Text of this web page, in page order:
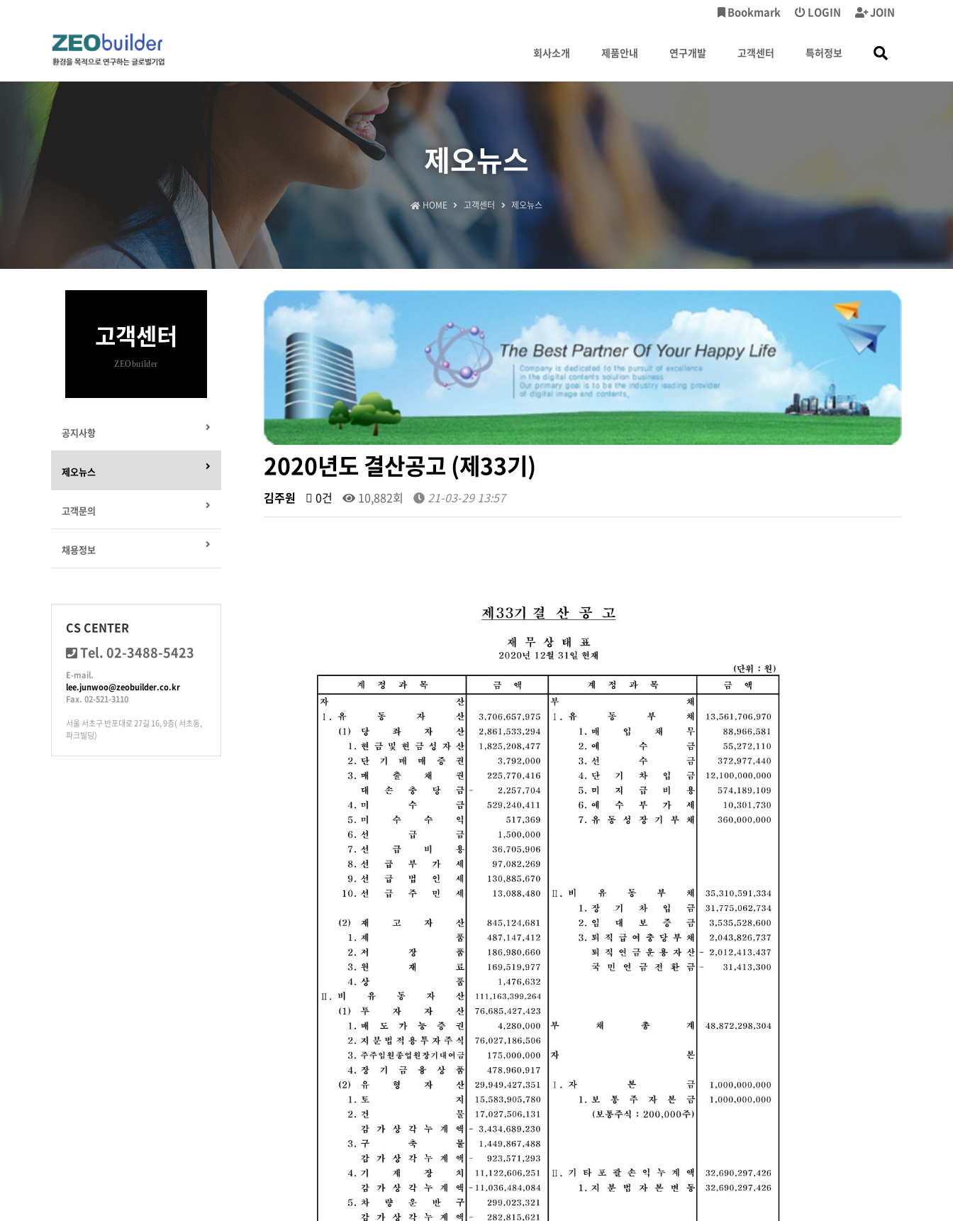
JOIN
LOGIN
Bookmark
회사소개 제품안내 연구개발
하위분류
고객센터
하위분류
특허정보
하위분류
제오뉴스
HOME 고객센터 제오뉴스
2020년도 결산공고 (제33기)
김주원 0건 10,882회 21-03-29 13:57
고객센터
ZEObuilder
공지사항
제오뉴스
고객문의
채용정보
CS CENTER
Tel. 02-3488-5423
E-mail.
lee.junwoo@zeobuilder.co.kr
Fax. 02-521-3110
서울 서초구 반포대로 27길 16, 9층( 서초동,
파크빌딩)